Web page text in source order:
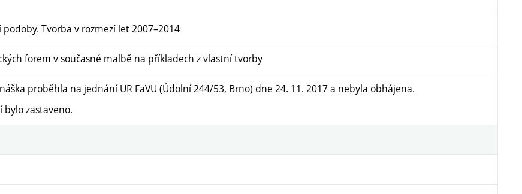
Tvorba v rozmezí let 2007–2014
forem v současné malbě na příkladech z vlastní tvorby
proběhla na jednání UR FaVU (Údolní 244/53, Brno) dne 24. 11. 2017 a nebyla obhájena.
zastaveno.